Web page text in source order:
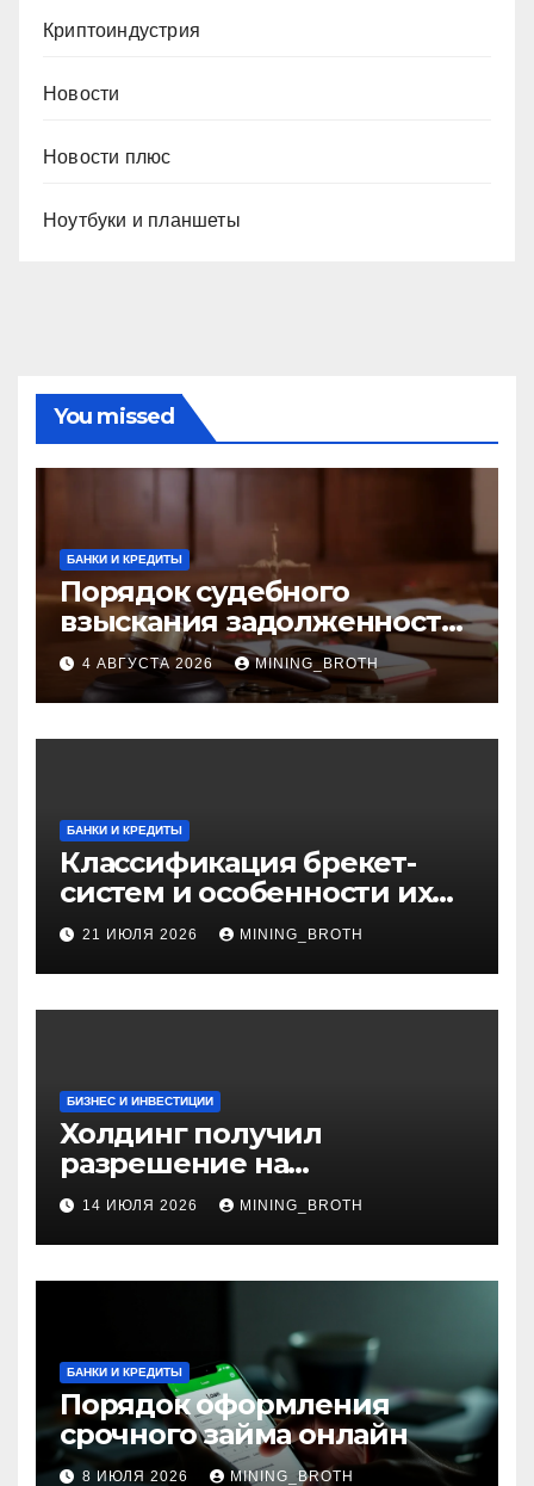
Криптоиндустрия
Новости
Новости плюс
Ноутбуки и планшеты
You missed
БАНКИ И КРЕДИТЫ
Порядок судебного
взыскания задолженности:
ключевые стадии и
нюансы
4 АВГУСТА 2026 MINING_BROTH
БАНКИ И КРЕДИТЫ
Классификация брекет-
систем и особенности их
установки
21 ИЮЛЯ 2026 MINING_BROTH
БИЗНЕС И ИНВЕСТИЦИИ
Холдинг получил
разрешение на
приобретение банка в
Турции
14 ИЮЛЯ 2026 MINING_BROTH
БАНКИ И КРЕДИТЫ
Порядок оформления
срочного займа онлайн
8 ИЮЛЯ 2026 MINING_BROTH